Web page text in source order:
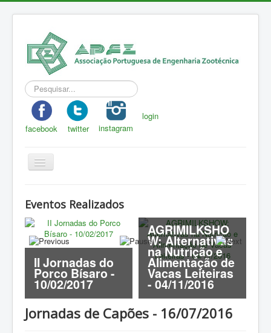
Pesquisar...
facebook twitter instagram
login
Toggle
Navigation
A Zootecnia
Notícias
ZOOTEC
Loja
Eventos Realizados
II Jornadas do
Porco Bísaro -
10/02/2017
AGRIMILKSHO
W: Alternativas
na Nutrição e
Alimentação de
Vacas Leiteiras
- 04/11/2016
Jornadas de Capões - 16/07/2016